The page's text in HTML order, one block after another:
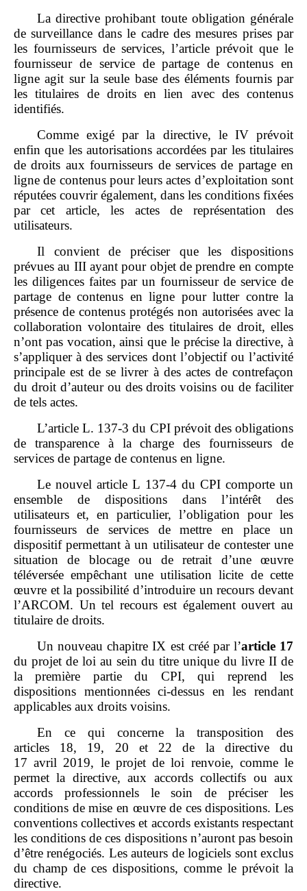
La directive prohibant toute obligation générale
de surveillance dans le cadre des mesures prises par
les fournisseurs de services, l’article prévoit que le
fournisseur de service de partage de contenus en
ligne agit sur la seule base des éléments fournis par
les titulaires de droits en lien avec des contenus
identifiés.
Comme exigé par la directive, le IV prévoit
enfin que les autorisations accordées par les titulaires
de droits aux fournisseurs de services de partage en
ligne de contenus pour leurs actes d’exploitation sont
réputées couvrir également, dans les conditions fixées
par cet article, les actes de représentation des
utilisateurs.
Il convient de préciser que les dispositions
prévues au III ayant pour objet de prendre en compte
les diligences faites par un fournisseur de service de
partage de contenus en ligne pour lutter contre la
présence de contenus protégés non autorisées avec la
collaboration volontaire des titulaires de droit, elles
n’ont pas vocation, ainsi que le précise la directive, à
s’appliquer à des services dont l’objectif ou l’activité
principale est de se livrer à des actes de contrefaçon
du droit d’auteur ou des droits voisins ou de faciliter
de tels actes.
L’article L. 137‑3 du CPI prévoit des obligations
de transparence à la charge des fournisseurs de
services de partage de contenus en ligne.
Le nouvel article L 137‑4 du CPI comporte un
ensemble de dispositions dans l’intérêt des
utilisateurs et, en particulier, l’obligation pour les
fournisseurs de services de mettre en place un
dispositif permettant à un utilisateur de contester une
situation de blocage ou de retrait d’une œuvre
téléversée empêchant une utilisation licite de cette
œuvre et la possibilité d’introduire un recours devant
l’ARCOM. Un tel recours est également ouvert au
titulaire de droits.
Un nouveau chapitre IX est créé par l’article 17
du projet de loi au sein du titre unique du livre II de
la première partie du CPI, qui reprend les
dispositions mentionnées ci‑dessus en les rendant
applicables aux droits voisins.
En ce qui concerne la transposition des
articles 18, 19, 20 et 22 de la directive du
17 avril 2019, le projet de loi renvoie, comme le
permet la directive, aux accords collectifs ou aux
accords professionnels le soin de préciser les
conditions de mise en œuvre de ces dispositions. Les
conventions collectives et accords existants respectant
les conditions de ces dispositions n’auront pas besoin
d’être renégociés. Les auteurs de logiciels sont exclus
du champ de ces dispositions, comme le prévoit la
directive.